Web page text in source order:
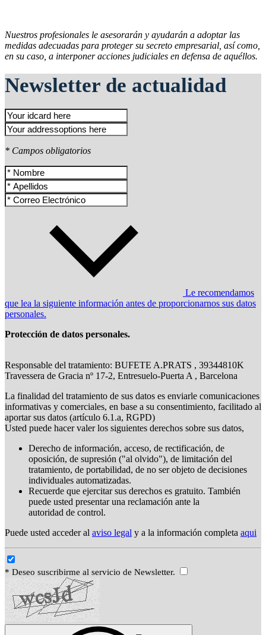
Nuestros profesionales le asesorarán y ayudarán a adoptar las
medidas adecuadas para proteger su secreto empresarial, así como,
en su caso, a interponer acciones judiciales en defensa de aquéllos.
Newsletter de actualidad
* Campos obligatorios
Le recomendamos
que lea la siguiente información antes de proporcionarnos sus datos
personales.
Protección de datos personales.
Responsable del tratamiento: BUFETE A.PRATS , 39344810K
Travessera de Gracia nº 17-2, Entresuelo-Puerta A , Barcelona
La finalidad del tratamiento de sus datos es enviarle comunicaciones
informativas y comerciales, en base a su consentimiento, facilitado al
aportar sus datos (artículo 6.1.a, RGPD)
Usted puede hacer valer los siguientes derechos sobre sus datos,
Derecho de información, acceso, de rectificación, de
oposición, de supresión ("al olvido"), de limitación del
tratamiento, de portabilidad, de no ser objeto de decisiones
individuales automatizadas.
Recuerde que ejercitar sus derechos es gratuito. También
puede usted presentar una reclamación ante la
autoridad de control.
Puede usted acceder al aviso legal y a la información completa aqui
* Deseo suscribirme al servicio de Newsletter.